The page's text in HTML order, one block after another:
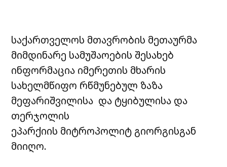
საქართველოს მთავრობის მეთაურმა
მიმდინარე სამუშაოების შესახებ
ინფორმაცია იმერეთის მხარის
სახელმწიფო რწმუნებულ ზაზა
მეფარიშვილისა და ტყიბულისა და
თერჯოლის
ეპარქიის მიტროპოლიტ გიორგისგან
მიიღო.